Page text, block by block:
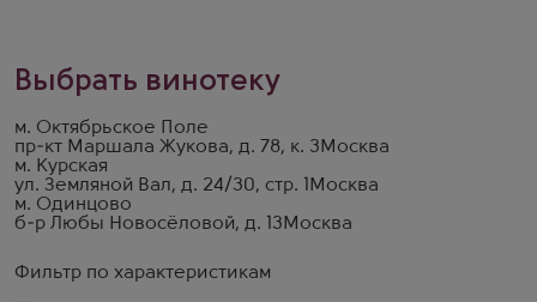
Фильтр по характеристикам
Выбрать винотеку
м. Октябрьское Поле
пр-кт Маршала Жукова, д. 78, к. 3 Москва
м. Курская
ул. Земляной Вал, д. 24/30, стр. 1
Москва
м. Одинцово
б-р Любы Новосёловой, д. 13 Москва